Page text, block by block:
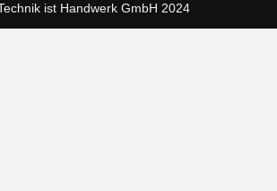
ist Handwerk GmbH 2024